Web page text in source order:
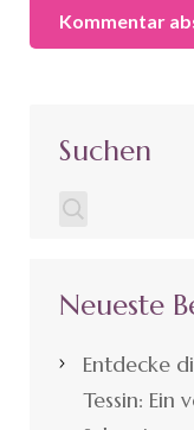
Suchen
Neueste
Entdecke
Tessin: Ein